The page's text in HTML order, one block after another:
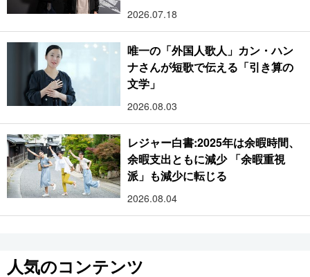
2026.07.18
唯一の「外国人歌人」カン・ハン
ナさんが短歌で伝える「引き算の
文学」
2026.08.03
レジャー白書:2025年は余暇時間、
余暇支出ともに減少 「余暇重視
派」も減少に転じる
2026.08.04
人気のコンテンツ